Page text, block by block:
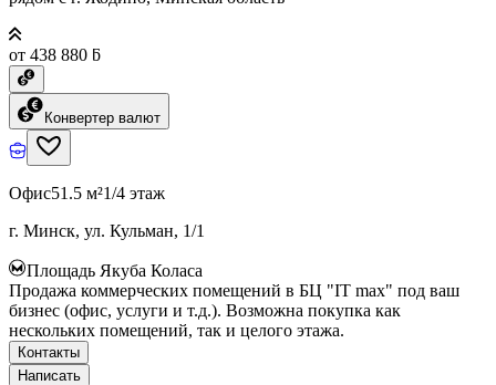
от 438 880 ƃ
Конвертер валют
Офис51.5 м²1/4 этаж
г. Минск, ул. Кульман, 1/1
Площадь Якуба Коласа
Продажа коммерческих помещений в БЦ "IT max" под ваш
бизнес (офис, услуги и т.д.). Возможна покупка как
нескольких помещений, так и целого этажа.
Контакты
Написать